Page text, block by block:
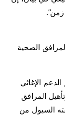
الصحية
الإغاثي
المرافق
السيول من